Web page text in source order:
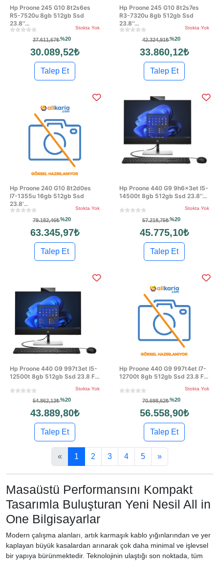
Hp Proone 245 G10 8t2s6es
R5-7520u 8gb 512gb Ssd
23.8''...
Stokta Yok
37.611,67₺%20
30.089,52₺
Talep Et
Hp Proone 245 G10 8t2s7es
R3-7320u 8gb 512gb Ssd
23.8''...
Stokta Yok
42.324,91₺%20
33.860,12₺
Talep Et
Hp Proone 240 G10 8t2d0es
I7-1355u 16gb 512gb Ssd
23.8'...
Stokta Yok
79.182,46₺%20
63.345,97₺
Talep Et
Hp Proone 440 G9 9h6x3et I5-
14500t 8gb 512gb Ssd 23.8''...
Stokta Yok
57.218,75₺%20
45.775,10₺
Talep Et
Hp Proone 440 G9 997t3et I5-
12500t 8gb 512gb Ssd 23.8 F...
Stokta Yok
54.862,13₺%20
43.889,80₺
Talep Et
Hp Proone 440 G9 997t4et I7-
12700t 8gb 512gb Ssd 23.8 F...
Stokta Yok
70.698,62₺%20
56.558,90₺
Talep Et
« 1 2 3 4 5 »
Masaüstü Performansını Kompakt
Tasarımla Buluşturan Yeni Nesil All in
One Bilgisayarlar
Modern çalışma alanları, artık karmaşık kablo yığınlarından ve yer
kaplayan büyük kasalardan arınarak çok daha minimal ve işlevsel
bir yapıya bürünmektedir. Teknolojinin ulaştığı son noktada, tüm